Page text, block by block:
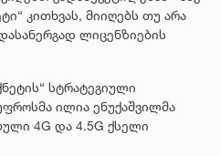
კითხვას, მიიღებს თუ არა
ლიცენზიების
სტრატეგიული
ილია ენუქაშვილმა
4G და 4.5G ქსელი